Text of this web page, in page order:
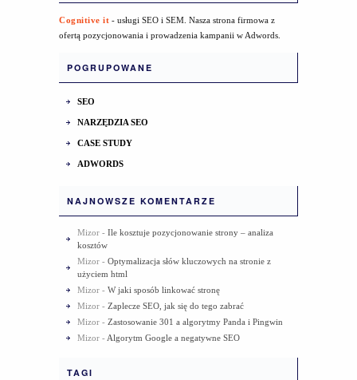
Cognitive it - usługi SEO i SEM. Nasza strona firmowa z
ofertą pozycjonowania i prowadzenia kampanii w Adwords.
POGRUPOWANE
SEO
NARZĘDZIA SEO
CASE STUDY
ADWORDS
NAJNOWSZE KOMENTARZE
Mizor - Ile kosztuje pozycjonowanie strony – analiza
kosztów
Mizor - Optymalizacja słów kluczowych na stronie z
użyciem html
Mizor - W jaki sposób linkować stronę
Mizor - Zaplecze SEO, jak się do tego zabrać
Mizor - Zastosowanie 301 a algorytmy Panda i Pingwin
Mizor - Algorytm Google a negatywne SEO
TAGI